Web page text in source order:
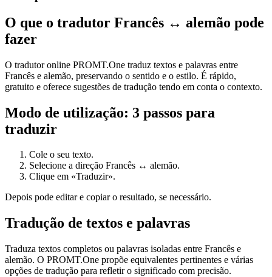
O que o tradutor Francês ↔ alemão pode
fazer
O tradutor online PROMT.One traduz textos e palavras entre
Francês e alemão, preservando o sentido e o estilo. É rápido,
gratuito e oferece sugestões de tradução tendo em conta o contexto.
Modo de utilização: 3 passos para
traduzir
Cole o seu texto.
Selecione a direção Francês ↔ alemão.
Clique em «Traduzir».
Depois pode editar e copiar o resultado, se necessário.
Tradução de textos e palavras
Traduza textos completos ou palavras isoladas entre Francês e
alemão. O PROMT.One propõe equivalentes pertinentes e várias
opções de tradução para refletir o significado com precisão.